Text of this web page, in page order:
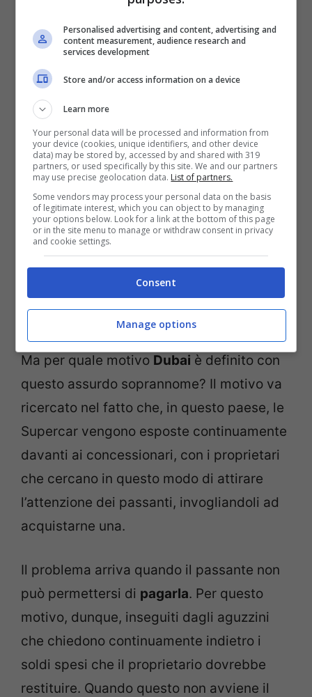
Perchè Dubai è chiamata il
cimitero delle supercar?
Lamborghini (Tuning.it)
Ma per quale motivo Dubai è definito con
questo assurdo soprannome? Il motivo va
ricercato nel fatto che, in questo paese, le
Supercar vengono esposte continuamente
davanti ai concessionari, con i proprietari
che cercano in questo modo di attirare
l’attenzione dei passanti, invogliandoli ad
acquistarne una.
Il problema arriva quando il passante non
può permettersi di pagarla. Per questo
motivo, dunque, inseguiti dagli aguzzini
che chiedono continuamente indietro i
soldi spesi che il proprietario dovrebbe
restituire. Quando questo non avviene il
Personalised advertising and content, advertising and
content measurement, audience research and
services development
Store and/or access information on a device
Learn more
Your personal data will be processed and information from
your device (cookies, unique identifiers, and other device
data) may be stored by, accessed by and shared with 319
partners, or used specifically by this site. We and our partners
may use precise geolocation data. List of partners.
Some vendors may process your personal data on the basis
of legitimate interest, which you can object to by managing
your options below. Look for a link at the bottom of this page
or in the site menu to manage or withdraw consent in privacy
and cookie settings.
Consent
Manage options